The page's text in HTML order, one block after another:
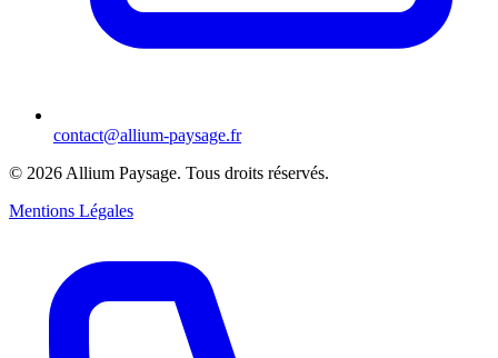
contact@allium-paysage.fr
© 2026 Allium Paysage. Tous droits réservés.
Mentions Légales